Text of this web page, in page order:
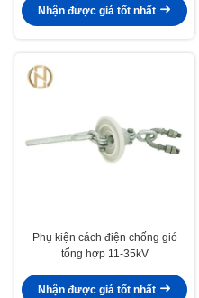
Nhận được giá tốt nhất
Phụ kiện cách điện chống gió
tổng hợp 11-35kV
Nhận được giá tốt nhất